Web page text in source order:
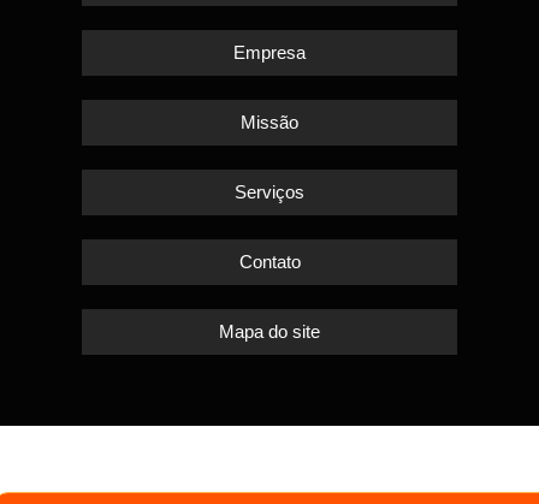
Empresa
Missão
Serviços
Contato
Mapa do site